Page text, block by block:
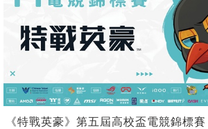
《特戰英豪》第五屆高校盃電競錦標賽